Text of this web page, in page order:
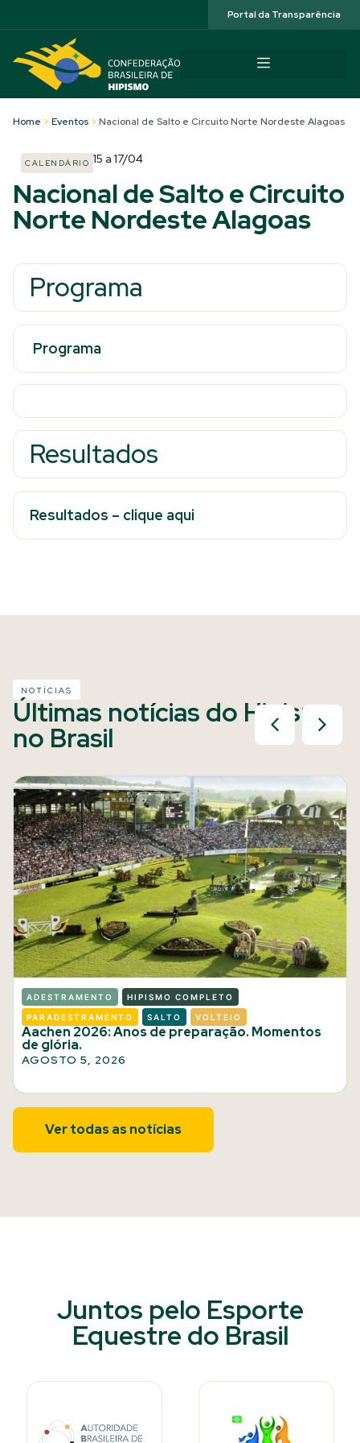
Portal da Transparência
Home > Eventos > Nacional de Salto e Circuito Norte Nordeste Alagoas
CALENDÁRIO 15 a 17/04
Nacional de Salto e Circuito
Norte Nordeste Alagoas
Programa
Programa
Resultados
Resultados – clique aqui
NOTÍCIAS
Últimas notícias do Hipismo
no Brasil
ADESTRAMENTO HIPISMO COMPLETO
PARADESTRAMENTO SALTO VOLTEIO
Aachen 2026: Anos de preparação. Momentos
de glória.
AGOSTO 5, 2026
Ver todas as notícias
Juntos pelo Esporte
Equestre do Brasil​